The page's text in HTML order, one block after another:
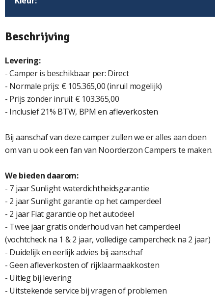
Beschrijving
Levering:
- Camper is beschikbaar per: Direct
- Normale prijs: € 105.365,00 (inruil mogelijk)
- Prijs zonder inruil: € 103.365,00
- Inclusief 21% BTW, BPM en afleverkosten
Bij aanschaf van deze camper zullen we er alles aan doen
om van u ook een fan van Noorderzon Campers te maken.
We bieden daarom:
- 7 jaar Sunlight waterdichtheidsgarantie
- 2 jaar Sunlight garantie op het camperdeel
- 2 jaar Fiat garantie op het autodeel
- Twee jaar gratis onderhoud van het camperdeel
(vochtcheck na 1 & 2 jaar, volledige campercheck na 2 jaar)
- Duidelijk en eerlijk advies bij aanschaf
- Geen afleverkosten of rijklaarmaakkosten
- Uitleg bij levering
- Uitstekende service bij vragen of problemen